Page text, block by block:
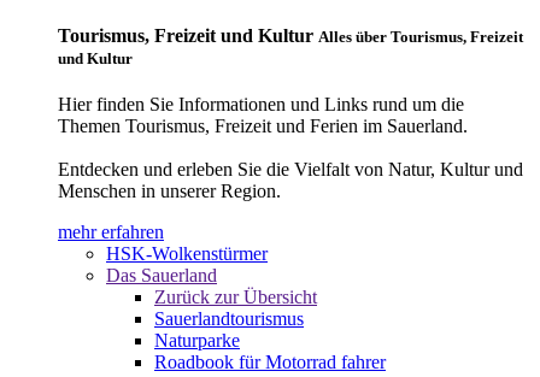
Tourismus, Freizeit und Kultur Alles über Tourismus, Freizeit
und Kultur
Hier finden Sie Informationen und Links rund um die
Themen Tourismus, Freizeit und Ferien im Sauerland.
Entdecken und erleben Sie die Vielfalt von Natur, Kultur und
Menschen in unserer Region.
mehr erfahren
HSK-Wolkenstürmer
Das Sauerland
Zurück zur Übersicht
Sauerlandtourismus
Naturparke
Roadbook für Motorrad fahrer